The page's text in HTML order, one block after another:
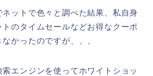
ットで色々と調べた結果、私自身
のタイムセールなどお得なクーポ
かったのですが、、、
エンジンを使ってホワイトショッ